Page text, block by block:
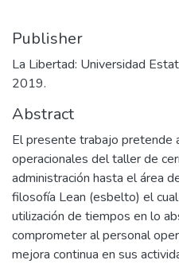
Publisher
La Libertad: Universidad
2019.
Abstract
El presente trabajo pretende
operacionales del taller de
administración hasta el área
filosofía Lean (esbelto) el
utilización de tiempos en lo
comprometer al personal
mejora continua en sus